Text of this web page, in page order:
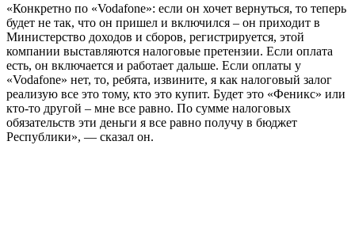
«Конкретно по «Vodafone»: если он хочет вернуться, то теперь
будет не так, что он пришел и включился – он приходит в
Министерство доходов и сборов, регистрируется, этой
компании выставляются налоговые претензии. Если оплата
есть, он включается и работает дальше. Если оплаты у
«Vodafone» нет, то, ребята, извините, я как налоговый залог
реализую все это тому, кто это купит. Будет это «Феникс» или
кто-то другой – мне все равно. По сумме налоговых
обязательств эти деньги я все равно получу в бюджет
Республики», — сказал он.